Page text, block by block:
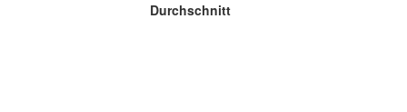
Durchschnitt